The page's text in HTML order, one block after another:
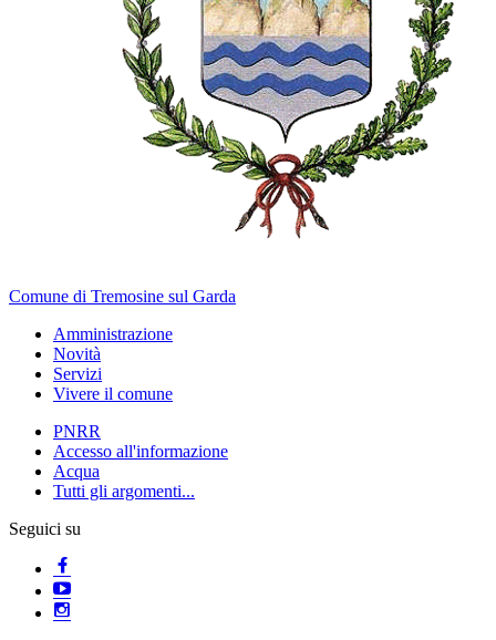
Comune di Tremosine sul Garda
Amministrazione
Novità
Servizi
Vivere il comune
PNRR
Accesso all'informazione
Acqua
Tutti gli argomenti...
Seguici su